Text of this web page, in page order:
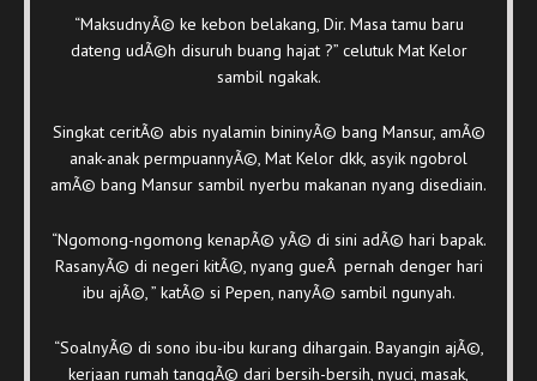
“MaksudnyÃ© ke kebon belakang, Dir. Masa tamu baru
dateng udÃ©h disuruh buang hajat ?” celutuk Mat Kelor
sambil ngakak.
Singkat ceritÃ© abis nyalamin bininyÃ© bang Mansur, amÃ©
anak-anak permpuannyÃ©, Mat Kelor dkk, asyik ngobrol
amÃ© bang Mansur sambil nyerbu makanan nyang disediain.
“Ngomong-ngomong kenapÃ© yÃ© di sini adÃ© hari bapak.
RasanyÃ© di negeri kitÃ©, nyang gueÂ pernah denger hari
ibu ajÃ©, ” katÃ© si Pepen, nanyÃ© sambil ngunyah.
“SoalnyÃ© di sono ibu-ibu kurang dihargain. Bayangin ajÃ©,
kerjaan rumah tanggÃ© dari bersih-bersih, nyuci, masak,